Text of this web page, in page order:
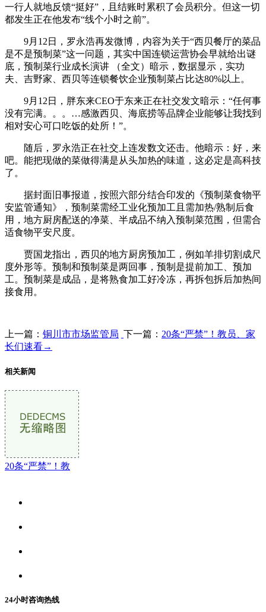
一行人就地反馈“挺好”，且结账时累积了会员积分。但这一切
都发生正在他发布“线个小时之前”。
9月12日，罗永浩再发微博，内容为关于“西贝餐厅的菜品
是不是预制菜”这一问题，其实中国连锁运营协会早就给出谜
底，预制菜行业成长演讲 （全文）暗示，数据显示，实功
夫、吉野家、西贝等连锁餐饮企业预制菜占比达80%以上。
9月12日，胖东来CEO于东来正在社交发文暗示：“任何事
没有完满。。。…感激西贝、海底捞等品牌企业能够让我找到
相对安心可口吃饭的处所！”。
随后，罗永浩正在社交上连发数文还击。他暗示：好，来
吧。能把现做的菜做得满是从头加热的味道，这必定是高科技
了。
据封面旧事报道，按照六部分结合印发的《预制菜食物平
安监管通知》，预制菜需经工业化预加工且需加热/熟制后食
用，地方厨房配送的净菜、半成品不纳入预制菜范围，但需合
适食物平安尺度。
贾国龙指出，西贝的地方厨房预加工，例如羊排切割成尺
度外形等。预制和预制菜是两回事，预制是提前加工、预加
工。预制菜是成品，是将熟食加工好冷冻，再拆包拆后加热间
接食用。
上一篇： 铜川市市场监管局 下一篇： 20条“严禁”！教员、家
长们速看→
相关新闻
20条“严禁”！教
24小时咨询热线